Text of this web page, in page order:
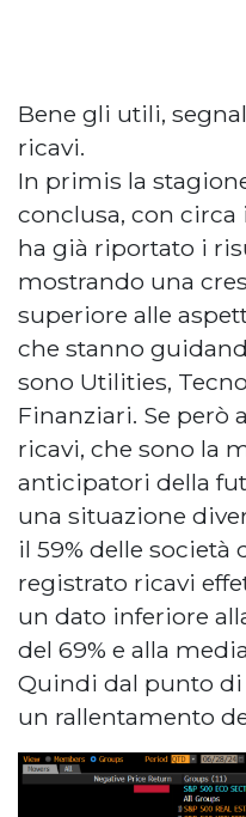
Bene gli utili,
ricavi.
In primis la
conclusa, con circa
ha già riportato i
mostrando una
superiore alle
che stanno
sono Utilities,
Finanziari. Se però
ricavi, che sono la
anticipatori della
una situazione
il 59% delle società
registrato ricavi
un dato inferiore
del 69% e alla
Quindi dal punto di
un rallentamento